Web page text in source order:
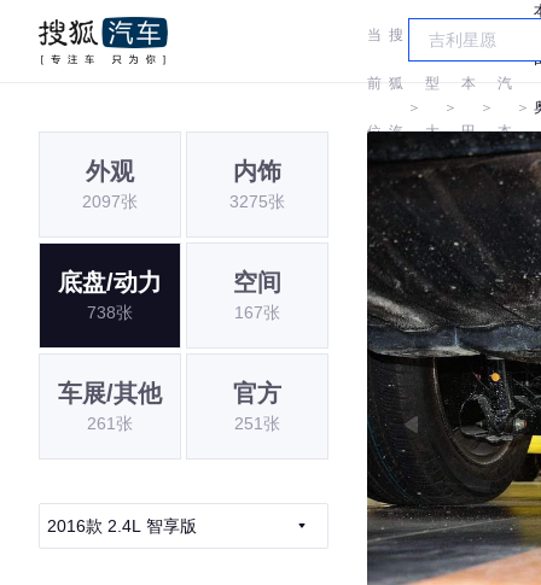
当
前
位
搜
狐
汽
车
＞
车
型
大
全
＞
本
田
＞
汽
本
田
＞
外观
2097张
内饰
3275张
底盘/动力
738张
空间
167张
车展/其他
261张
官方
251张
2016款 2.4L 智享版